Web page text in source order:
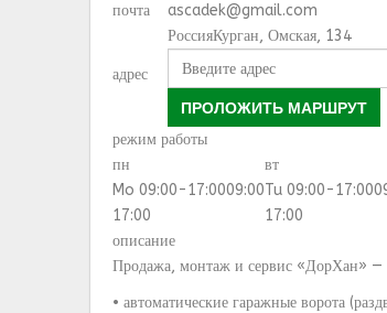
почта
ascadek@gmail.com
адрес
РоссияКурган, Омская, 134
ПРОЛОЖИТЬ МАРШРУТ
режим работы
пн
вт
Mo 09:00-17:0009:00
17:00
Tu 09:00-17:00
17:00
описание
Продажа, монтаж и сервис «ДорХан» —
• автоматические гаражные ворота